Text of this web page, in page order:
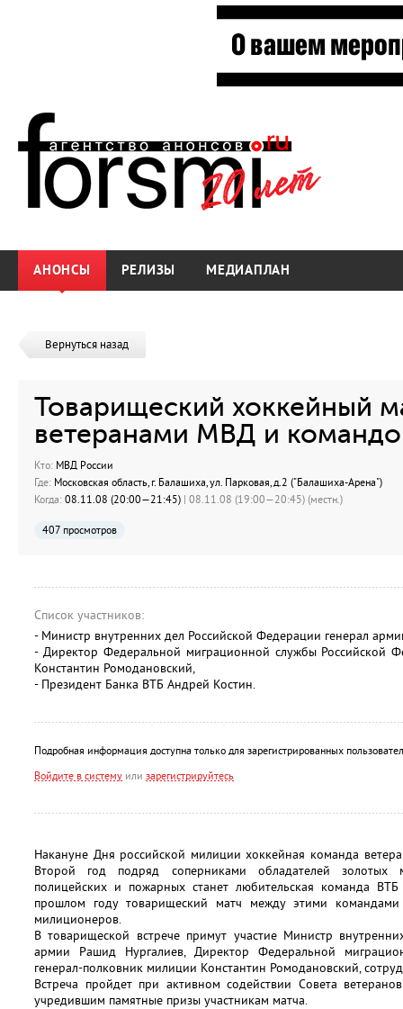
АНОНСЫ РЕЛИЗЫ МЕДИАПЛАН
Вернуться назад
Товарищеский хоккейный
ветеранами МВД и
Кто: МВД России
Где: Московская область, г. Балашиха, ул. Парковая, д.2 ("Балашиха-Арена")
Когда: 08.11.08 (20:00—21:45) | 08.11.08 (19:00—20:45) (местн.)
407 просмотров
Список участников:
- Министр внутренних дел Российской Федерации генерал
- Директор Федеральной миграционной службы Российской
Константин Ромодановский,
- Президент Банка ВТБ Андрей Костин.
Подробная информация доступна только для зарегистрированных
Войдите в систему или зарегистрируйтесь
Накануне Дня российской милиции хоккейная команда
Второй год подряд соперниками обладателей золотых
полицейских и пожарных станет любительская команда
прошлом году товарищеский матч между этими
милиционеров.
В товарищеской встрече примут участие Министр
армии Рашид Нургалиев, Директор Федеральной
генерал-полковник милиции Константин Ромодановский,
Встреча пройдет при активном содействии Совета
учредившим памятные призы участникам матча.